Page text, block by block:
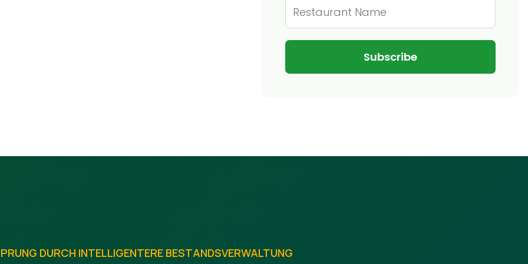
DURCH INTELLIGENTERE BESTANDSVERWALTUNG